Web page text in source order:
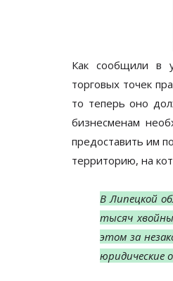
Как сообщили в
торговых точек
то теперь оно
бизнесменам
предоставить им
территорию, на
В Липецкой
тысяч
этом за
юридические